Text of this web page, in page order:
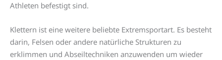
Athleten befestigt sind.
Klettern ist eine weitere beliebte Extremsportart. Es besteht
darin, Felsen oder andere natürliche Strukturen zu
erklimmen und Abseiltechniken anzuwenden um wieder